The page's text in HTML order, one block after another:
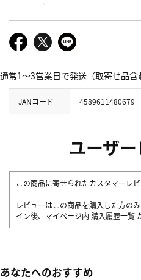
通常1～3営業日で発送（取寄せ品含
JANコード 4589611480679
ユーザ
この商品に寄せられたカスタマーレ
レビューはこの商品を購入した方の
イン後、マイページ内 購入履歴一覧
あなたへのおすすめ